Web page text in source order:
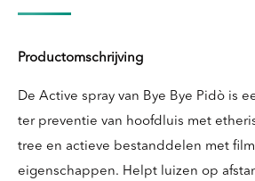
Productomschrijving
De Active spray van Bye Bye Pidò is
ter preventie van hoofdluis met
tree en actieve bestanddelen met
eigenschappen. Helpt luizen op